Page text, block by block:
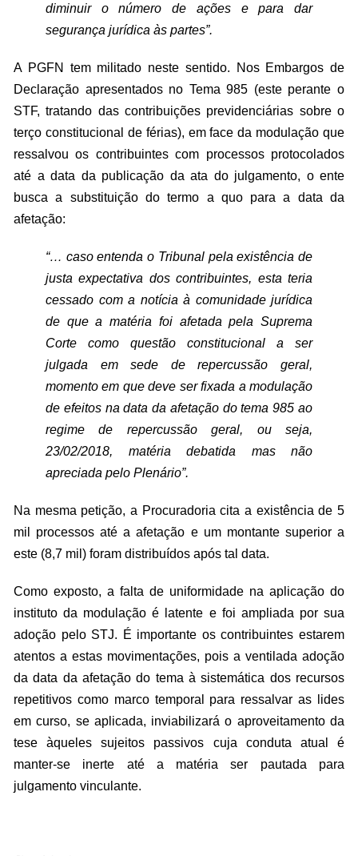
diminuir o número de ações e para dar
segurança jurídica às partes”.
A PGFN tem militado neste sentido. Nos Embargos de
Declaração apresentados no Tema 985 (este perante o
STF, tratando das contribuições previdenciárias sobre o
terço constitucional de férias), em face da modulação que
ressalvou os contribuintes com processos protocolados
até a data da publicação da ata do julgamento, o ente
busca a substituição do termo a quo para a data da
afetação:
“… caso entenda o Tribunal pela existência de
justa expectativa dos contribuintes, esta teria
cessado com a notícia à comunidade jurídica
de que a matéria foi afetada pela Suprema
Corte como questão constitucional a ser
julgada em sede de repercussão geral,
momento em que deve ser fixada a modulação
de efeitos na data da afetação do tema 985 ao
regime de repercussão geral, ou seja,
23/02/2018, matéria debatida mas não
apreciada pelo Plenário”.
Na mesma petição, a Procuradoria cita a existência de 5
mil processos até a afetação e um montante superior a
este (8,7 mil) foram distribuídos após tal data.
Como exposto, a falta de uniformidade na aplicação do
instituto da modulação é latente e foi ampliada por sua
adoção pelo STJ. É importante os contribuintes estarem
atentos a estas movimentações, pois a ventilada adoção
da data da afetação do tema à sistemática dos recursos
repetitivos como marco temporal para ressalvar as lides
em curso, se aplicada, inviabilizará o aproveitamento da
tese àqueles sujeitos passivos cuja conduta atual é
manter-se inerte até a matéria ser pautada para
julgamento vinculante.